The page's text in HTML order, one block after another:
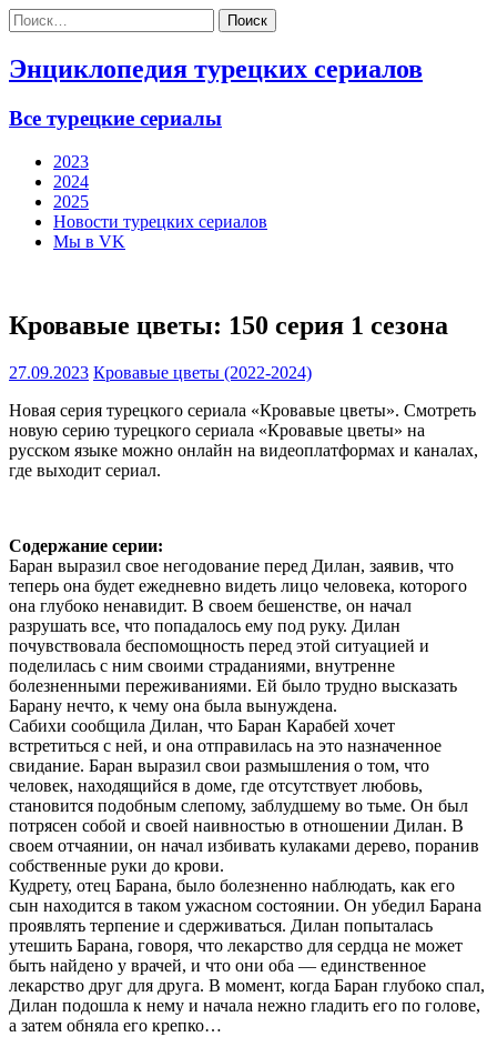
Найти:
Энциклопедия турецких сериалов
Все турецкие сериалы
2023
2024
2025
Новости турецких сериалов
Мы в VK
Кровавые цветы: 150 серия 1 сезона
27.09.2023 Кровавые цветы (2022-2024)
Новая серия турецкого сериала «Кровавые цветы». Смотреть
новую серию турецкого сериала «Кровавые цветы» на
русском языке можно онлайн на видеоплатформах и каналах,
где выходит сериал.
Содержание серии:
Баран выразил свое негодование перед Дилан, заявив, что
теперь она будет ежедневно видеть лицо человека, которого
она глубоко ненавидит. В своем бешенстве, он начал
разрушать все, что попадалось ему под руку. Дилан
почувствовала беспомощность перед этой ситуацией и
поделилась с ним своими страданиями, внутренне
болезненными переживаниями. Ей было трудно высказать
Барану нечто, к чему она была вынуждена.
Сабихи сообщила Дилан, что Баран Карабей хочет
встретиться с ней, и она отправилась на это назначенное
свидание. Баран выразил свои размышления о том, что
человек, находящийся в доме, где отсутствует любовь,
становится подобным слепому, заблудшему во тьме. Он был
потрясен собой и своей наивностью в отношении Дилан. В
своем отчаянии, он начал избивать кулаками дерево, поранив
собственные руки до крови.
Кудрету, отец Барана, было болезненно наблюдать, как его
сын находится в таком ужасном состоянии. Он убедил Барана
проявлять терпение и сдерживаться. Дилан попыталась
утешить Барана, говоря, что лекарство для сердца не может
быть найдено у врачей, и что они оба — единственное
лекарство друг для друга. В момент, когда Баран глубоко спал,
Дилан подошла к нему и начала нежно гладить его по голове,
а затем обняла его крепко…